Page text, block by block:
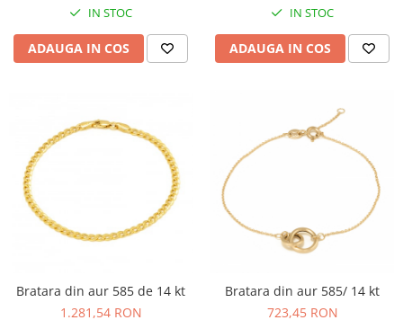
IN STOC
ADAUGA IN COS
IN STOC
ADAUGA IN COS
Bratara din aur 585 de 14 kt
1.281,54 RON
Bratara din aur 585/ 14 kt
723,45 RON